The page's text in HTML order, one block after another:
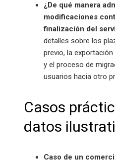
¿De qué manera
modificaciones
finalización del
detalles sobre los
previo, la
y el proceso de
usuarios hacia otro
Casos
datos
Caso de un